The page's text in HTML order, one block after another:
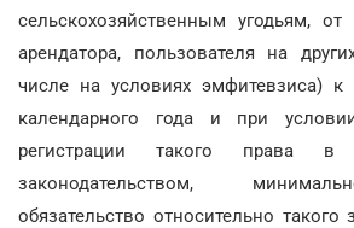
сельскохозяйственным угодьям, от
арендатора, пользователя на
числе на условиях эмфитевзиса) к
календарного года и при
регистрации такого права в
законодательством,
обязательство относительно такого